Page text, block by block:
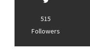
515
Followers